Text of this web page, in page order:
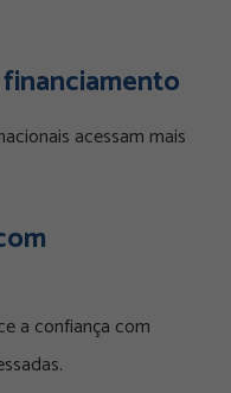
acessam mais
a confiança com